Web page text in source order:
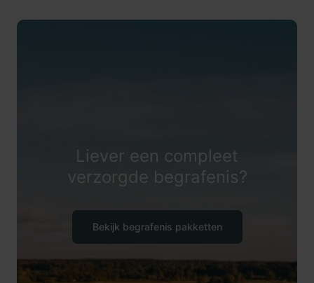
Liever een compleet
verzorgde begrafenis?
Bekijk begrafenis pakketten